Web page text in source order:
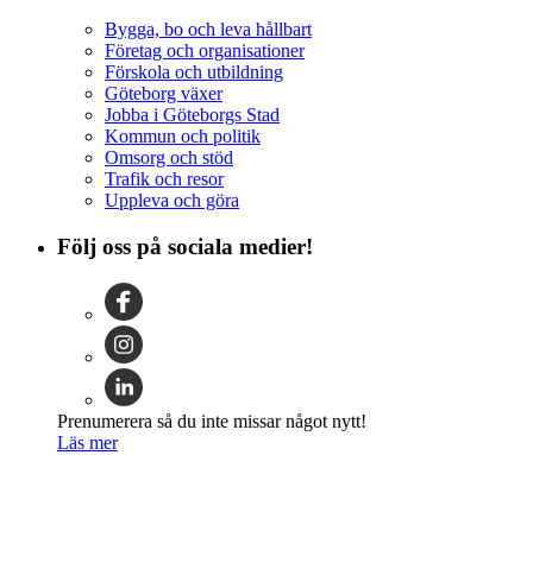
Bygga, bo och leva hållbart
Företag och organisationer
Förskola och utbildning
Göteborg växer
Jobba i Göteborgs Stad
Kommun och politik
Omsorg och stöd
Trafik och resor
Uppleva och göra
Följ oss på sociala medier!
Prenumerera så du inte missar något nytt!
Läs mer